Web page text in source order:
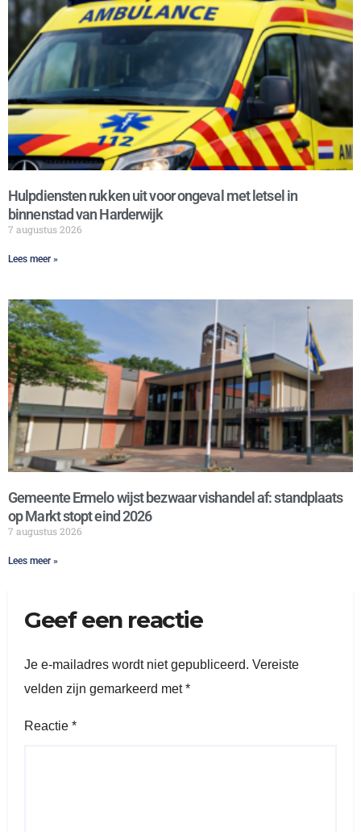
Hulpdiensten rukken uit voor ongeval met letsel in
binnenstad van Harderwijk
7 augustus 2026
Lees meer »
Gemeente Ermelo wijst bezwaar vishandel af: standplaats
op Markt stopt eind 2026
7 augustus 2026
Lees meer »
Geef een reactie
Je e-mailadres wordt niet gepubliceerd. Vereiste
velden zijn gemarkeerd met*
Reactie *